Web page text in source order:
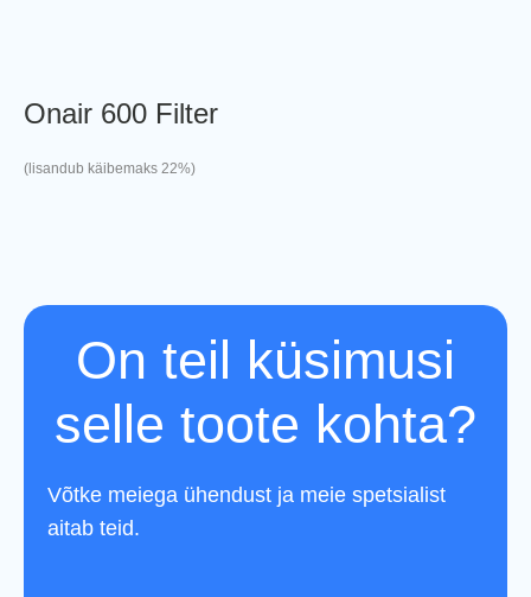
Onair 600 Filter
(lisandub käibemaks 22%)
On teil küsimusi
selle toote kohta?
Võtke meiega ühendust ja meie spetsialist
aitab teid.